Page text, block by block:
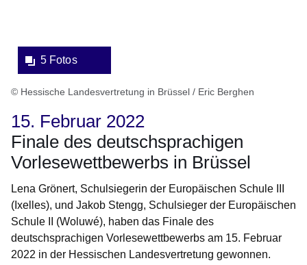
5 Fotos
© Hessische Landesvertretung in Brüssel / Eric Berghen
15. Februar 2022
Finale des deutschsprachigen
Vorlesewettbewerbs in Brüssel
Lena Grönert, Schulsiegerin der Europäischen Schule III
(Ixelles), und Jakob Stengg, Schulsieger der Europäischen
Schule II (Woluwé), haben das Finale des
deutschsprachigen Vorlesewettbewerbs am 15. Februar
2022 in der Hessischen Landesvertretung gewonnen.